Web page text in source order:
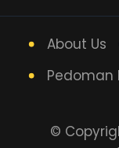
About Us
Pedoman
©